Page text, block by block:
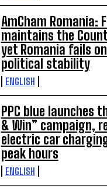
AmCham Romania:
maintains the
yet Romania fails
political stability
ENGLISH
PPC blue launches
& Win” campaign,
electric car
peak hours
ENGLISH